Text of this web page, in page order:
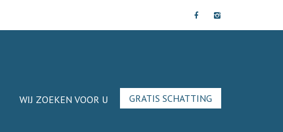
WIJ ZOEKEN VOOR U GRATIS SCHATTING